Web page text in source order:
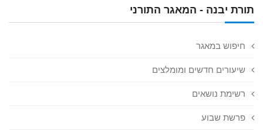
תורת יבנה - המאגר התורני
חיפוש במאגר
שיעורים חדשים ומומלצים
רשימת נושאים
פרשת שבוע